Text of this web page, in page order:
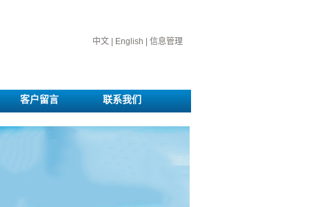
中文 English 信息管理
客户留言 联系我们